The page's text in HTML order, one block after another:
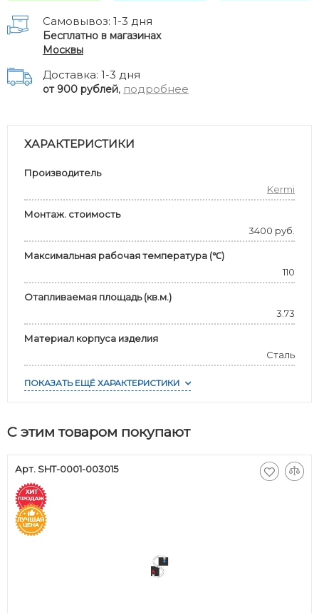
Самовывоз: 1-3 дня
Бесплатно в магазинах
Москвы
Доставка: 1-3 дня
от 900 рублей, подробнее
ХАРАКТЕРИСТИКИ
Производитель
Kermi
Монтаж. стоимость
3400 руб.
Максимальная рабочая температура (℃)
110
Отапливаемая площадь (кв.м.)
3.73
Материал корпуса изделия
Сталь
ПОКАЗАТЬ ЕЩЁ ХАРАКТЕРИСТИКИ
С этим товаром покупают
Арт. SHT-0001-003015